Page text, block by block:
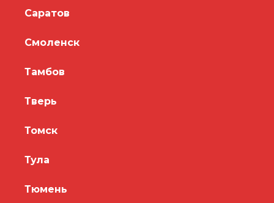
Саратов
Смоленск
Тамбов
Тверь
Томск
Тула
Тюмень